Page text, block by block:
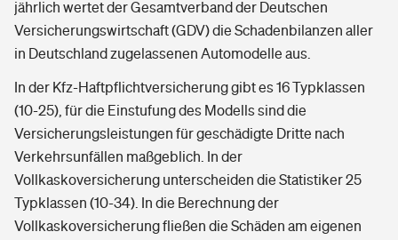
jährlich wertet der Gesamtverband der Deutschen
Versicherungswirtschaft (GDV) die Schadenbilanzen aller
in Deutschland zugelassenen Automodelle aus.
In der Kfz-Haftpflichtversicherung gibt es 16 Typklassen
(10-25), für die Einstufung des Modells sind die
Versicherungsleistungen für geschädigte Dritte nach
Verkehrsunfällen maßgeblich. In der
Vollkaskoversicherung unterscheiden die Statistiker 25
Typklassen (10-34). In die Berechnung der
Vollkaskoversicherung fließen die Schäden am eigenen